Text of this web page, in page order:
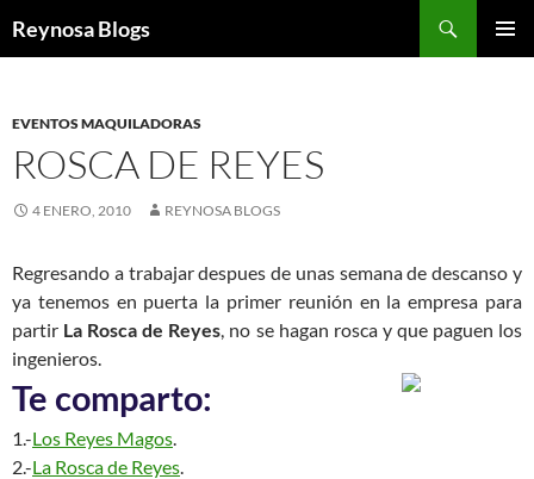
Reynosa Blogs
EVENTOS MAQUILADORAS
ROSCA DE REYES
4 ENERO, 2010 REYNOSA BLOGS
Regresando a trabajar despues de unas semana de descanso y
ya tenemos en puerta la primer reunión en la empresa para
partir La Rosca de Reyes, no se hagan rosca y que paguen los
ingenieros.
Te comparto:
1.-Los Reyes Magos.
2.-La Rosca de Reyes.